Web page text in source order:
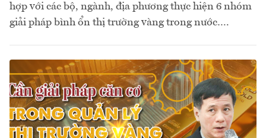
hợp với các bộ, ngành, địa phương thực hiện 6 nhóm
giải pháp bình ổn thị trường vàng trong nước….